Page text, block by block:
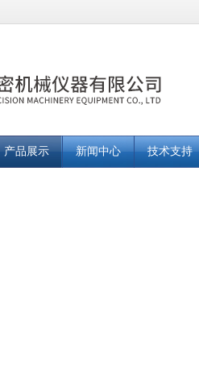
产品展示 新闻中心 技术支持